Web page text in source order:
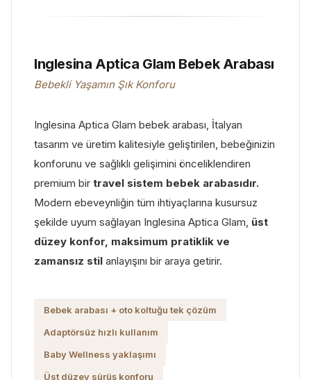
Inglesina Aptica Glam Bebek Arabası
Bebekli Yaşamın Şık Konforu
Inglesina Aptica Glam bebek arabası, İtalyan
tasarım ve üretim kalitesiyle geliştirilen, bebeğinizin
konforunu ve sağlıklı gelişimini önceliklendiren
premium bir travel sistem bebek arabasıdır.
Modern ebeveynliğin tüm ihtiyaçlarına kusursuz
şekilde uyum sağlayan Inglesina Aptica Glam, üst
düzey konfor, maksimum pratiklik ve
zamansız stil anlayışını bir araya getirir.
Bebek arabası + oto koltuğu tek çözüm
Adaptörsüz hızlı kullanım
Baby Wellness yaklaşımı
Üst düzey sürüş konforu